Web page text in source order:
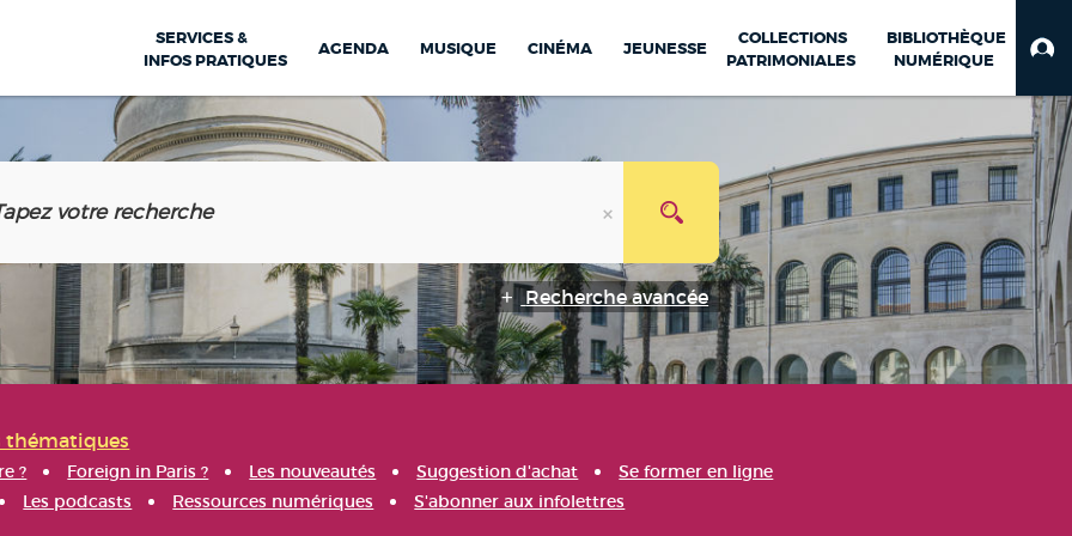
SERVICES &
INFOS PRATIQUES
AGENDA MUSIQUE CINÉMA JEUNESSE
COLLECTIONS
PATRIMONIALES
BIBLIOTHÈQUE
NUMÉRIQUE
Recherche avancée
thématiques
? Foreign in Paris ? Les nouveautés Suggestion d'achat
Se former en ligne
Les podcasts Ressources numériques S'abonner aux infolettres